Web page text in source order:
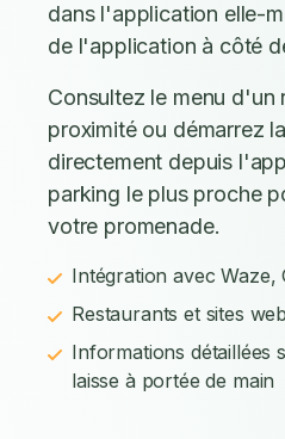
dans l'application elle-
de l'application à côté
Consultez le menu d'un
proximité ou démarrez
directement depuis
parking le plus proche
votre promenade.
Intégration avec
Restaurants et sites
Informations détaillées
laisse à portée de main